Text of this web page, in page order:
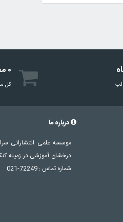
۰ محصول
کل
درباره ما
درخشان آموزشی در زمینه
شماره تماس : 72249-021